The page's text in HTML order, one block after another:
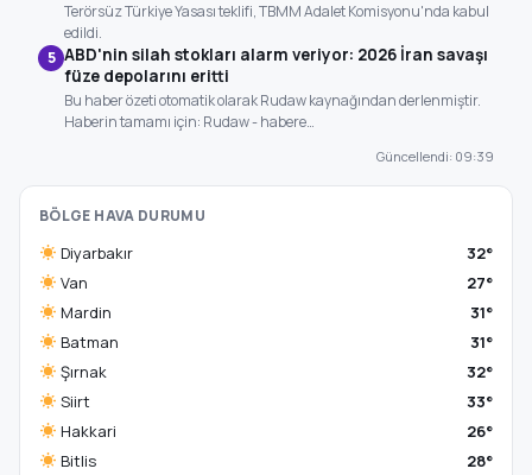
Terörsüz Türkiye Yasası teklifi, TBMM Adalet Komisyonu'nda kabul
edildi.
5 ABD'nin silah stokları alarm veriyor: 2026 İran savaşı
füze depolarını eritti
Bu haber özeti otomatik olarak Rudaw kaynağından derlenmiştir.
Haberin tamamı için: Rudaw - habere…
Güncellendi: 09:39
BÖLGE HAVA DURUMU
Diyarbakır
32°
Van
27°
Mardin
31°
Batman
31°
Şırnak
32°
Siirt
33°
Hakkari
26°
Bitlis
28°